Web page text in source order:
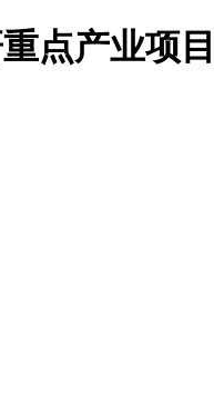
点产业项